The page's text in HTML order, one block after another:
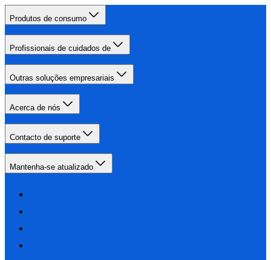
Produtos de consumo
Profissionais de cuidados de
Outras soluções empresariais
Acerca de nós
Contacto de suporte
Mantenha-se atualizado